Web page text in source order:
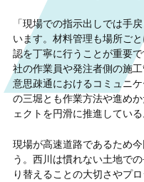
「現場での指示出しでは手
います。材料管理も場所ご
認を丁寧に行うことが重要
社の作業員や発注者側の施
意思疎通におけるコミュニ
の三堀とも作業方法や進め
ェクトを円滑に推進している
現場が高速道路であるため
う。西川は慣れない土地で
り替えることの大切さやプ